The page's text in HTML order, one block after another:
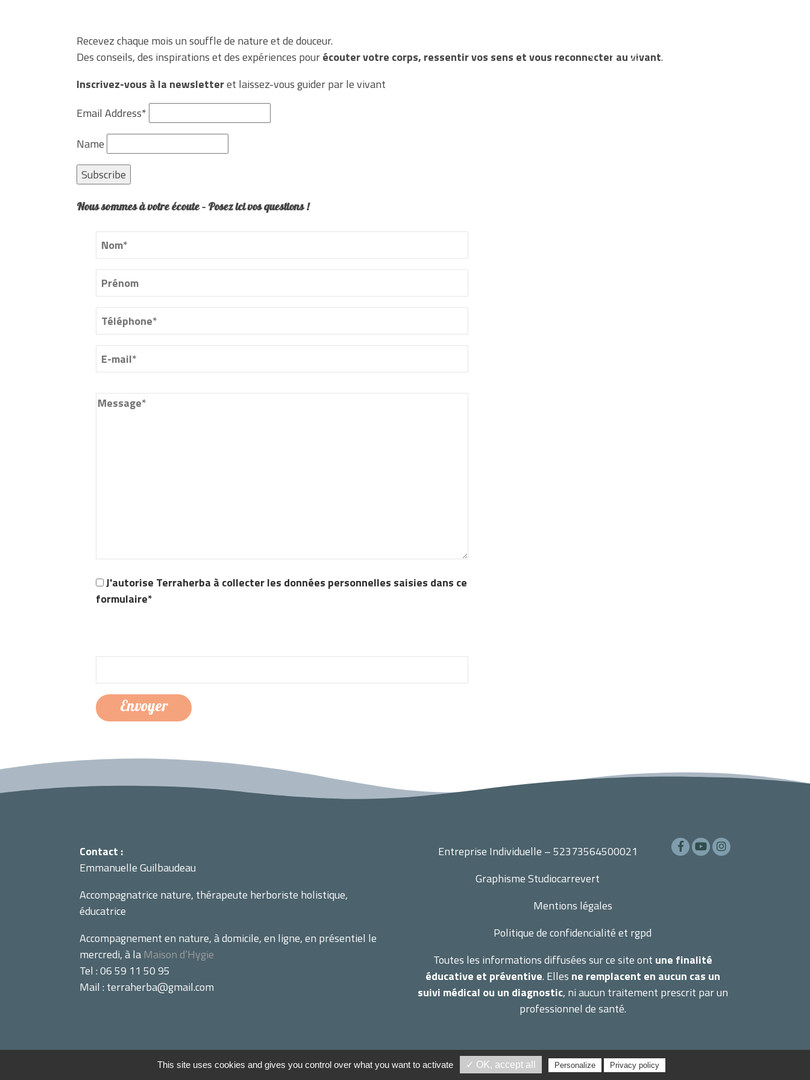
Recevez chaque mois un souffle de nature et de douceur.
Des conseils, des inspirations et des expériences pourécouter votre corps, ressentir vos sens et vous reconnecter au vivant.
Inscrivez-vous à la newsletteret laissez-vous guider par le vivant
Email Address*
Name
Nous sommes à votre écoute – Posez ici vos questions !
J'autorise Terraherba à collecter les données personnelles saisies dans ce
formulaire*
Contact :
Emmanuelle Guilbaudeau
Accompagnatrice nature, thérapeute herboriste holistique,
éducatrice
Accompagnement en nature, à domicile, en ligne, en présentiel le
mercredi, à la Maison d’Hygie
Tel : 06 59 11 50 95
Mail : terraherba@gmail.com
Entreprise Individuelle – 52373564500021
GraphismeStudiocarrevert
Mentions légales
Politique de confidencialité et rgpd
Toutes les informations diffusées sur ce site ont une finalité
éducative et préventive. Elles ne remplacent en aucun cas un
suivi médical ou un diagnostic, ni aucun traitement prescrit par un
professionnel de santé.
Terraherba 2026 –Mentions légales–Gestion des cookies
This site uses cookies and gives you control over what you want to activate ✓ OK, accept all Personalize Privacy policy